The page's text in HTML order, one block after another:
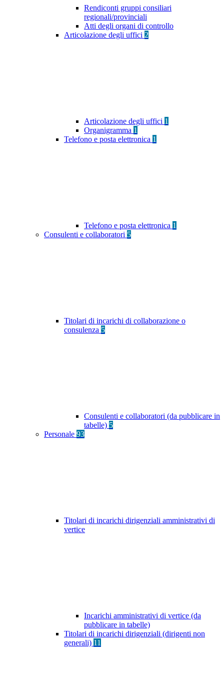
Rendiconti gruppi consiliari
regionali/provinciali
Atti degli organi di controllo
Articolazione degli uffici 2
Articolazione degli uffici 1
Organigramma 1
Telefono e posta elettronica 1
Telefono e posta elettronica 1
Consulenti e collaboratori 5
Titolari di incarichi di collaborazione o
consulenza 5
Consulenti e collaboratori (da pubblicare in
tabelle) 5
Personale 93
Titolari di incarichi dirigenziali amministrativi di
vertice
Incarichi amministrativi di vertice (da
pubblicare in tabelle)
Titolari di incarichi dirigenziali (dirigenti non
generali) 11